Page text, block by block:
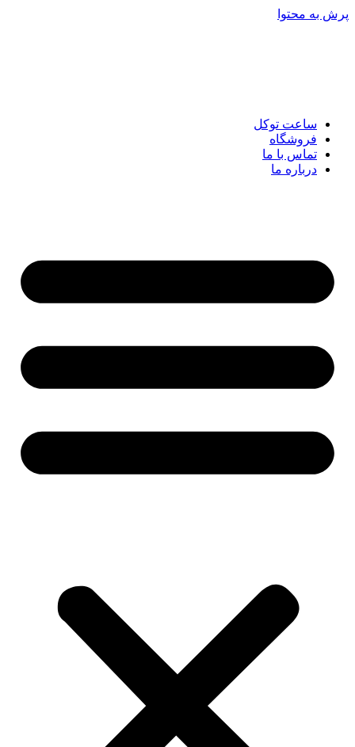
پرش به محتوا
ساعت توکل
فروشگاه
تماس با ما
درباره ما